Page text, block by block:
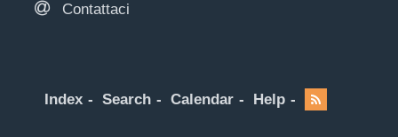
Contattaci
Index Search Calendar Help